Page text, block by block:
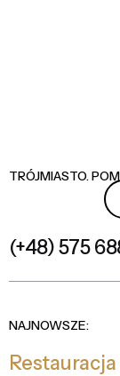
TRÓJMIASTO.
(+48) 575
NAJNOWSZE: